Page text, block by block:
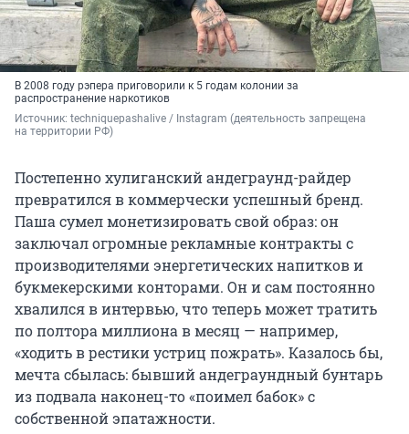
В 2008 году рэпера приговорили к 5 годам колонии за
распространение наркотиков
Источник: techniquepashalive / Instagram (деятельность запрещена
на территории РФ)
Постепенно хулиганский андеграунд-райдер
превратился в коммерчески успешный бренд.
Паша сумел монетизировать свой образ: он
заключал огромные рекламные контракты с
производителями энергетических напитков и
букмекерскими конторами. Он и сам постоянно
хвалился в интервью, что теперь может тратить
по полтора миллиона в месяц — например,
«ходить в рестики устриц пожрать». Казалось бы,
мечта сбылась: бывший андеграундный бунтарь
из подвала наконец-то «поимел бабок» с
собственной эпатажности.